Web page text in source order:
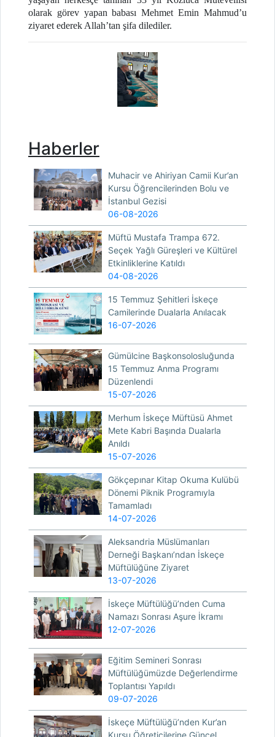
olarak görev yapan babası Mehmet Emin Mahmud’u
ziyaret ederek Allah’tan şifa dilediler.
Haberler
Muhacir ve Ahiriyan Camii Kur’an
Kursu Öğrencilerinden Bolu ve
İstanbul Gezisi
06-08-2026
Müftü Mustafa Trampa 672.
Seçek Yağlı Güreşleri ve Kültürel
Etkinliklerine Katıldı
04-08-2026
15 Temmuz Şehitleri İskeçe
Camilerinde Dualarla Anılacak
16-07-2026
Gümülcine Başkonsolosluğunda
15 Temmuz Anma Programı
Düzenlendi
15-07-2026
Merhum İskeçe Müftüsü Ahmet
Mete Kabri Başında Dualarla
Anıldı
15-07-2026
Gökçepınar Kitap Okuma Kulübü
Dönemi Piknik Programıyla
Tamamladı
14-07-2026
Aleksandria Müslümanları
Derneği Başkanı’ndan İskeçe
Müftülüğüne Ziyaret
13-07-2026
İskeçe Müftülüğü’nden Cuma
Namazı Sonrası Aşure İkramı
12-07-2026
Eğitim Semineri Sonrası
Müftülüğümüzde Değerlendirme
Toplantısı Yapıldı
09-07-2026
İskeçe Müftülüğü’nden Kur’an
Kursu Öğreticilerine Güncel